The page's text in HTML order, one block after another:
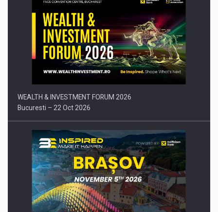
Comunicat de presa: Joburile part-time reincep sa intre pe…
WEALTH & INVESTMENT FORUM 2026
Bucuresti – 22 Oct 2026